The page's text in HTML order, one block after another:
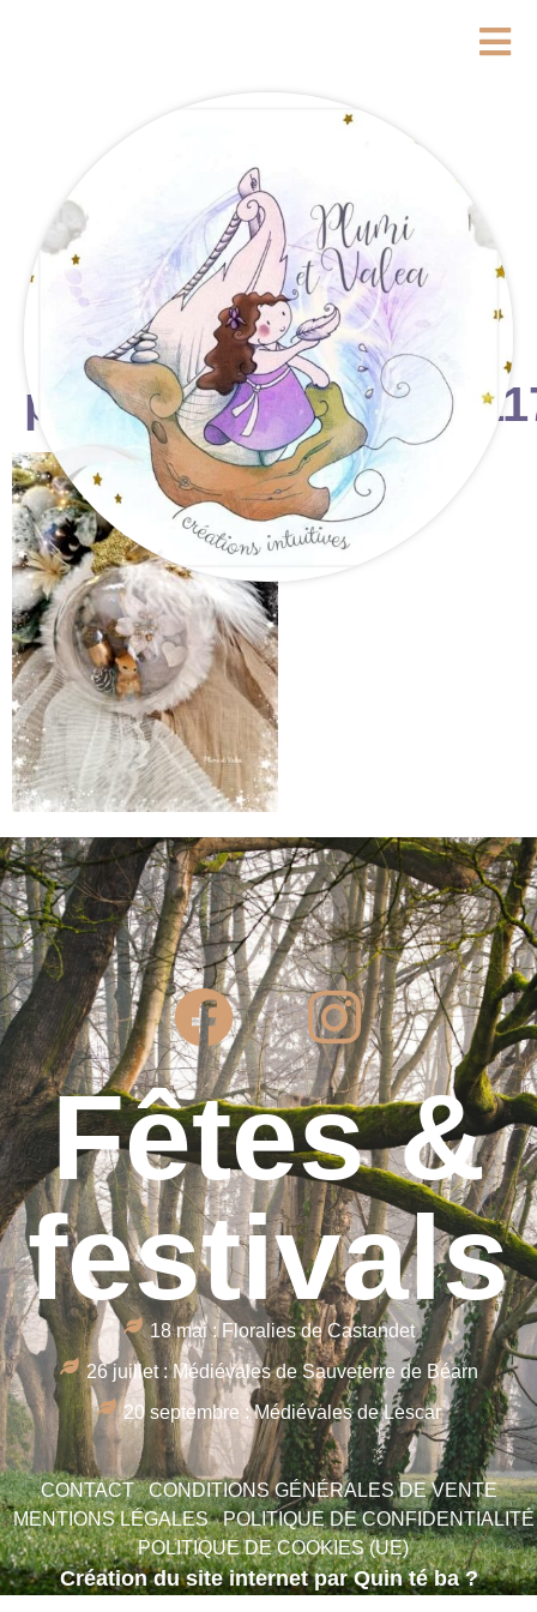
Fêtes &
festivals
18 mai : Floralies de Castandet
26 juillet : Médiévales de Sauveterre de Béarn
20 septembre : Médiévales de Lescar
CONTACT
CONDITIONS GÉNÉRALES DE VENTE
MENTIONS LÉGALES
POLITIQUE DE CONFIDENTIALITÉ
POLITIQUE DE COOKIES (UE)
Création du site internet par Quin té ba ?